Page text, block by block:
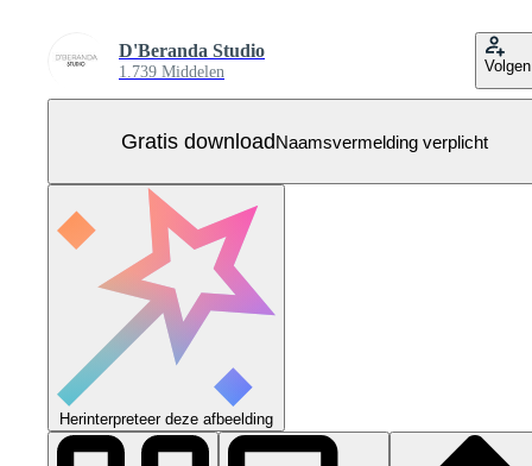
D'Beranda Studio
1.739 Middelen Volgen
Gratis downloadNaamsvermelding verplicht
Herinterpreteer deze afbeelding